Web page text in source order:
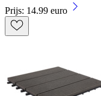
Prijs: 14.99 euro